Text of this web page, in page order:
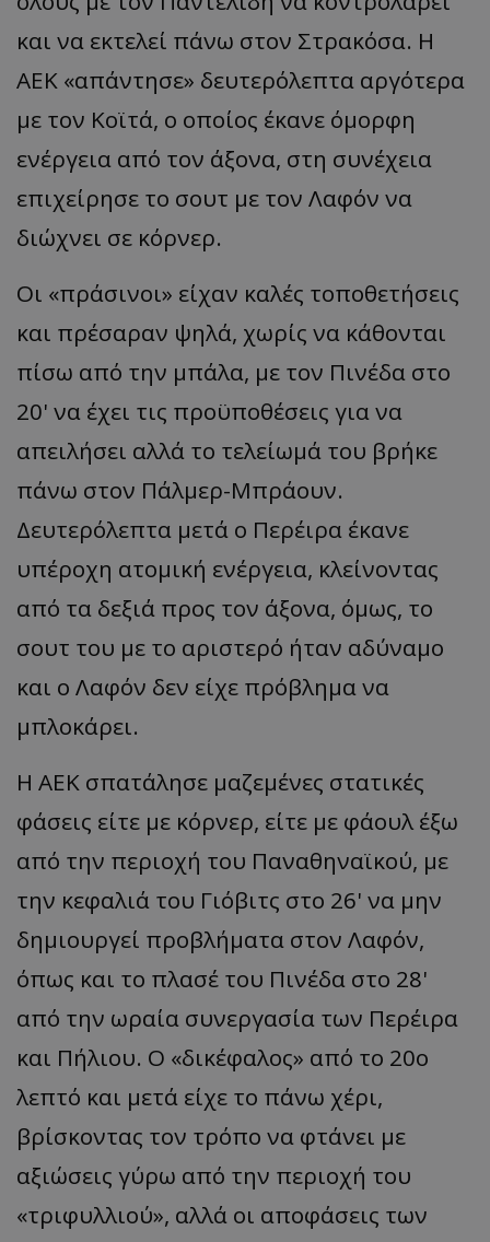
και να εκτελεί πάνω στον Στρακόσα. Η
ΑΕΚ «απάντησε» δευτερόλεπτα αργότερα
με τον Κοϊτά, ο οποίος έκανε όμορφη
ενέργεια από τον άξονα, στη συνέχεια
επιχείρησε το σουτ με τον Λαφόν να
διώχνει σε κόρνερ.
Οι «πράσινοι» είχαν καλές τοποθετήσεις
και πρέσαραν ψηλά, χωρίς να κάθονται
πίσω από την μπάλα, με τον Πινέδα στο
20' να έχει τις προϋποθέσεις για να
απειλήσει αλλά το τελείωμά του βρήκε
πάνω στον Πάλμερ-Μπράουν.
Δευτερόλεπτα μετά ο Περέιρα έκανε
υπέροχη ατομική ενέργεια, κλείνοντας
από τα δεξιά προς τον άξονα, όμως, το
σουτ του με το αριστερό ήταν αδύναμο
και ο Λαφόν δεν είχε πρόβλημα να
μπλοκάρει.
Η ΑΕΚ σπατάλησε μαζεμένες στατικές
φάσεις είτε με κόρνερ, είτε με φάουλ έξω
από την περιοχή του Παναθηναϊκού, με
την κεφαλιά του Γιόβιτς στο 26' να μην
δημιουργεί προβλήματα στον Λαφόν,
όπως και το πλασέ του Πινέδα στο 28'
από την ωραία συνεργασία των Περέιρα
και Πήλιου. Ο «δικέφαλος» από το 20ο
λεπτό και μετά είχε το πάνω χέρι,
βρίσκοντας τον τρόπο να φτάνει με
αξιώσεις γύρω από την περιοχή του
«τριφυλλιού», αλλά οι αποφάσεις των